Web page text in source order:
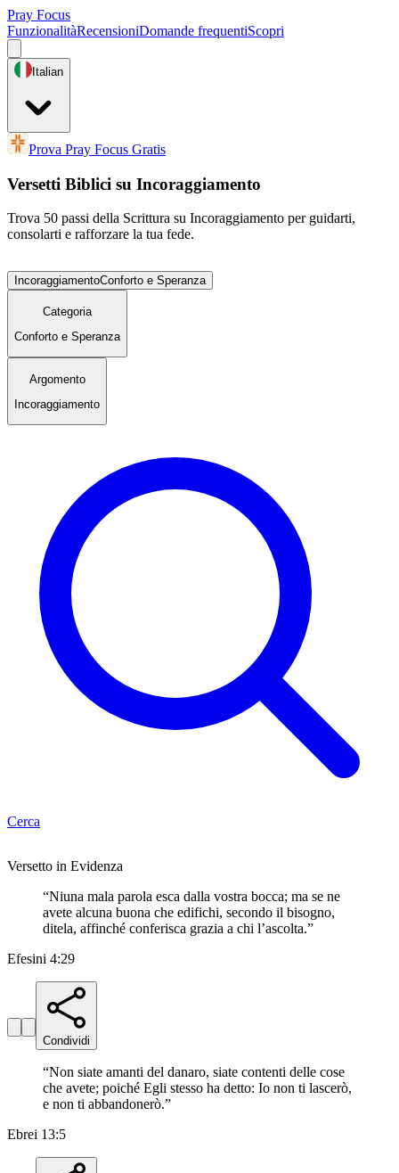
Pray Focus
FunzionalitàRecensioniDomande frequentiScopri
Italian
Prova Pray Focus Gratis
Versetti Biblici su Incoraggiamento
Trova 50 passi della Scrittura su Incoraggiamento per guidarti,
consolarti e rafforzare la tua fede.
IncoraggiamentoConforto e Speranza
Categoria
Conforto e Speranza
Argomento
Incoraggiamento
Cerca
Versetto in Evidenza
“Niuna mala parola esca dalla vostra bocca; ma se ne
avete alcuna buona che edifichi, secondo il bisogno,
ditela, affinché conferisca grazia a chi l’ascolta.”
Efesini 4:29
Condividi
“Non siate amanti del danaro, siate contenti delle cose
che avete; poiché Egli stesso ha detto: Io non ti lascerò,
e non ti abbandonerò.”
Ebrei 13:5